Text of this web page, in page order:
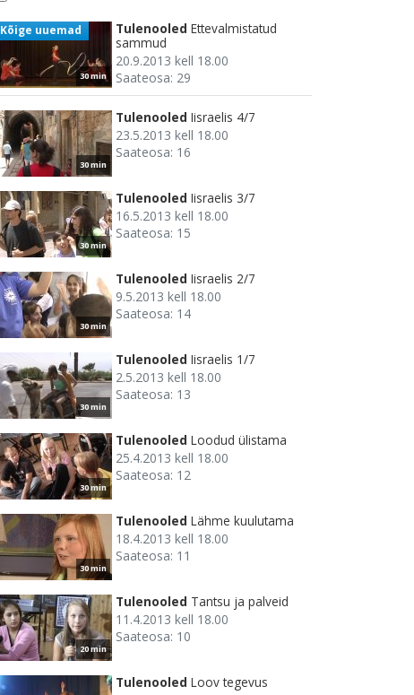
30 min
Kõige uuemad Tulenooled Ettevalmistatud
sammud
20.9.2013 kell 18.00
Saateosa: 29
30 min
Tulenooled Iisraelis 4/7
23.5.2013 kell 18.00
Saateosa: 16
30 min
Tulenooled Iisraelis 3/7
16.5.2013 kell 18.00
Saateosa: 15
30 min
Tulenooled Iisraelis 2/7
9.5.2013 kell 18.00
Saateosa: 14
30 min
Tulenooled Iisraelis 1/7
2.5.2013 kell 18.00
Saateosa: 13
30 min
Tulenooled Loodud ülistama
25.4.2013 kell 18.00
Saateosa: 12
30 min
Tulenooled Lähme kuulutama
18.4.2013 kell 18.00
Saateosa: 11
20 min
Tulenooled Tantsu ja palveid
11.4.2013 kell 18.00
Saateosa: 10
Tulenooled Loov tegevus